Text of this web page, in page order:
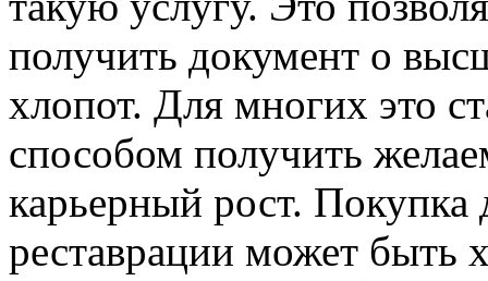
получить документ о
хлопот. Для многих это
способом получить
карьерный рост. Покупка
реставрации может быть